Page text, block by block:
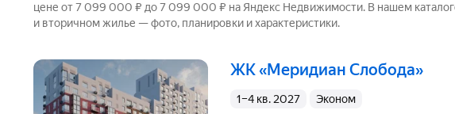
цене от 7 099 000 ₽ до 7 099 000 ₽ на Яндекс Недвижимости. В нашем
и вторичном жилье — фото, планировки и характеристики.
ЖК «Меридиан Слобода»
1–4 кв. 2027 эконом